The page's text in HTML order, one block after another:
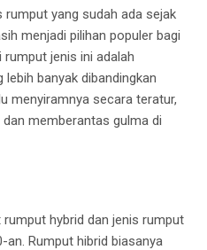
yang sudah ada sejak
menjadi pilihan populer bagi
rumput jenis ini adalah
banyak dibandingkan
menyiramnya secara teratur,
memberantas gulma di
hybrid dan jenis rumput
an. Rumput hibrid biasanya